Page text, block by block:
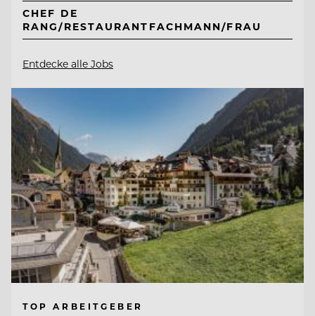
CHEF DE
RANG/RESTAURANTFACHMANN/FRAU
Entdecke alle Jobs
TOP ARBEITGEBER